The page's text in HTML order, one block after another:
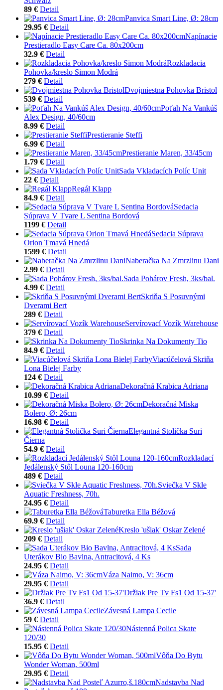
89 € Detail
Panvica Smart Line, Ø: 28cm
29.95 € Detail
Napínacie
Prestieradlo Easy Care Ca. 80x200cm
32.9 € Detail
Rozkladacia
Pohovka/kreslo Simon Modrá
279 € Detail
Dvojmiestna Pohovka Bristol
539 € Detail
Poťah Na Vankúš
Alex Design, 40/60cm
8.99 € Detail
Prestieranie Steffi
6.99 € Detail
Prestieranie Maren, 33/45cm
1.79 € Detail
Sada Vkladacích Políc Unit
22 € Detail
Regál Klapp
84.9 € Detail
Sedacia
Súprava V Tvare L Sentina Bordová
1199 € Detail
Sedacia Súprava
Orion Tmavá Hnedá
1599 € Detail
Naberačka Na Zmrzlinu Dani
2.99 € Detail
Sada Pohárov Fresh, 3ks/bal.
4.99 € Detail
Skriňa S Posuvnými
Dverami Bert
289 € Detail
Servírovací Vozík Warehouse
379 € Detail
Skrinka Na Dokumenty Tio
84.9 € Detail
Viacúčelová Skriňa
Lona Bielej Farby
124 € Detail
Dekoračná Krabica Adriana
10.99 € Detail
Dekoračná Miska
Bolero, Ø: 26cm
16.98 € Detail
Elegantná Stolička Suri
Čierna
54.9 € Detail
Rozkladací
Jedálenský Stôl Louna 120-160cm
489 € Detail
Sviečka V Skle
Aquatic Freshness, 70h.
24.95 € Detail
Taburetka Ella Béžová
69.9 € Detail
Kreslo 'ušiak' Oskar Zelené
209 € Detail
Sada
Uterákov Bio Bavlna, Antracitová, 4 Ks
24.95 € Detail
Váza Naimo, V: 36cm
29.95 € Detail
Držiak Pre Tv Fs1 Od 15-37'
36.9 € Detail
Závesná Lampa Cecile
59 € Detail
Nástenná Polica Skate
120/30
15.95 € Detail
Vôňa Do Bytu
Wonder Woman, 500ml
29.95 € Detail
Nadstavba Nad